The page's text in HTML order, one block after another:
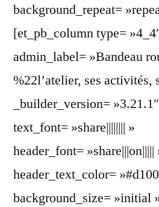
background_repeat=
[et_pb_column type=
admin_label= »Bandeau
%22l’atelier, ses activités,
_builder_version= »3.21.1″
text_font= »share|||||||| »
header_font= »share|||on|||||
header_text_color=
background_size= »initial